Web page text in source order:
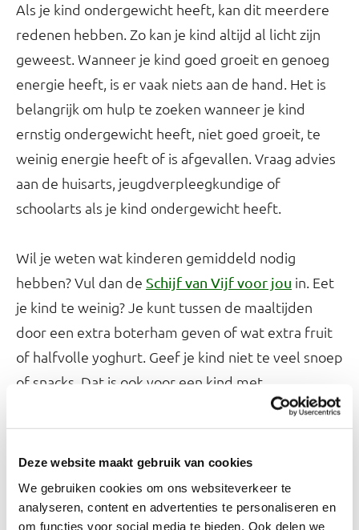
Deze website maakt gebruik van cookies
We gebruiken cookies om ons websiteverkeer te
analyseren, content en advertenties te personaliseren en
om functies voor social media te bieden. Ook delen we
Als je kind ondergewicht heeft, kan dit meerdere
redenen hebben. Zo kan je kind altijd al licht zijn
geweest. Wanneer je kind goed groeit en genoeg
energie heeft, is er vaak niets aan de hand. Het is
belangrijk om hulp te zoeken wanneer je kind
ernstig ondergewicht heeft, niet goed groeit, te
weinig energie heeft of is afgevallen. Vraag advies
aan de huisarts, jeugdverpleegkundige of
schoolarts als je kind ondergewicht heeft.
Wil je weten wat kinderen gemiddeld nodig
hebben? Vul dan de Schijf van Vijf voor jou in. Eet
je kind te weinig? Je kunt tussen de maaltijden
door een extra boterham geven of wat extra fruit
of halfvolle yoghurt. Geef je kind niet te veel snoep
of snacks. Dat is ook voor een kind met
Wat kan ik
doen als mijn kind ondergewicht heeft?
Gezond eten en drinken
Overgewicht bij kinderen kun je voorkomen door